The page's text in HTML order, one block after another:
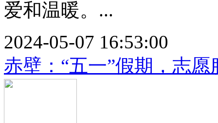
爱和温暖。...
2024-05-07 16:53:00
赤壁：“五一”假期，志愿